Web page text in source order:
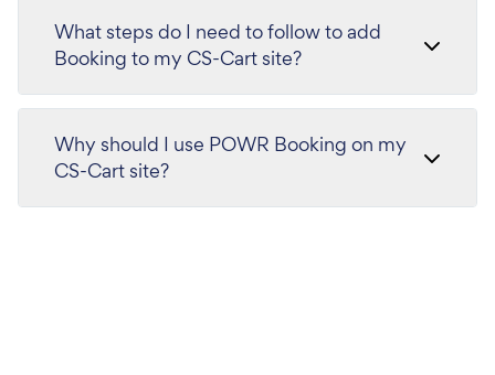
What steps do I need to follow to add
Booking to my CS-Cart site?
Why should I use POWR Booking on my
CS-Cart site?